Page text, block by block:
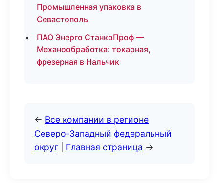
Промышленная упаковка в
Севастополь
ПАО Энерго СтанкоПроф —
Механообработка: токарная,
фрезерная в Нальчик
← Все компании в регионе
Северо-Западный федеральный
округ
Главная страница →